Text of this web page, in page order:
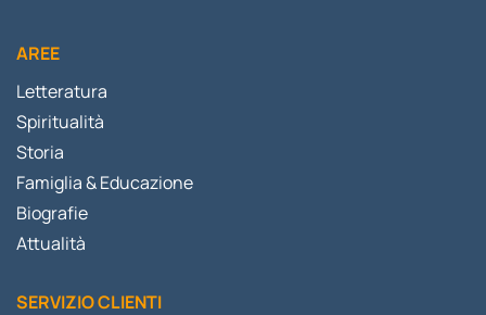
AREE
Letteratura
Spiritualità
Storia
Famiglia & Educazione
Biografie
Attualità
SERVIZIO CLIENTI